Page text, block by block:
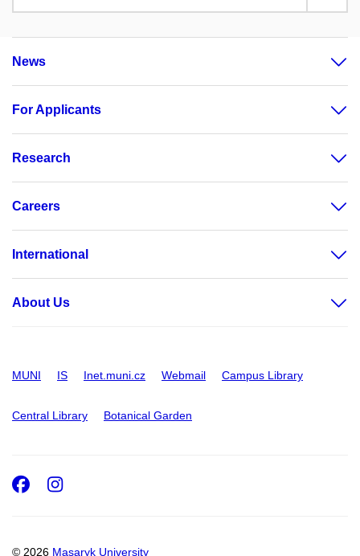
News
For Applicants
Research
Careers
International
About Us
MUNI IS Inet.muni.cz Webmail Campus Library
Central Library Botanical Garden
© 2026 Masaryk University
Facebook
Instagram